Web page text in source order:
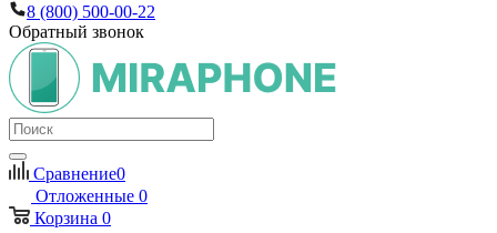
8 (800) 500-00-22
Обратный звонок
Сравнение0
Отложенные 0
Корзина 0